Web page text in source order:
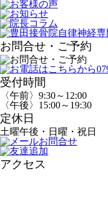
お問合せ・ご予約
受付時間
〈午前〉9:30～12:00
〈午後〉15:00～19:30
定休日
土曜午後・日曜・祝日
アクセス